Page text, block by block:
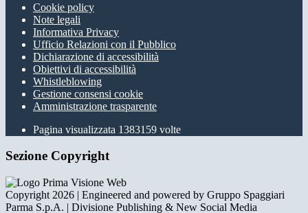
Cookie policy
Note legali
Informativa Privacy
Ufficio Relazioni con il Pubblico
Dichiarazione di accessibilità
Obiettivi di accessibilità
Whistleblowing
Gestione consensi cookie
Amministrazione trasparente
Pagina visualizzata 1383159 volte
Sezione Copyright
Copyright 2026 | Engineered and powered by Gruppo Spaggiari
Parma S.p.A. | Divisione Publishing & New Social Media